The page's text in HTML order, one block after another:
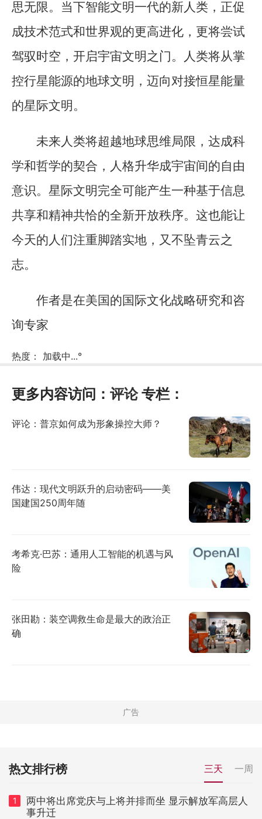
思无限。当下智能文明一代的新人类，正促
成技术范式和世界观的更高进化，更将尝试
驾驭时空，开启宇宙文明之门。人类将从掌
控行星能源的地球文明，迈向对接恒星能量
的星际文明。
未来人类将超越地球思维局限，达成科
学和哲学的契合，人格升华成宇宙间的自由
意识。星际文明完全可能产生一种基于信息
共享和精神共恰的全新开放秩序。这也能让
今天的人们注重脚踏实地，又不坠青云之
志。
作者是在美国的国际文化战略研究和咨
询专家
热度： 加载中...°
更多内容访问： 评论专栏：
评论：普京如何成为形象操控大师？
伟达：现代文明跃升的启动密码——美
国建国250周年随
考希克·巴苏：通用人工智能的机遇与风
险
张田勘：装空调救生命是最大的政治正
确
热文排行榜 三天 一周
1
两中将出席党庆与上将并排而坐 显示解放军高层人
事升迁